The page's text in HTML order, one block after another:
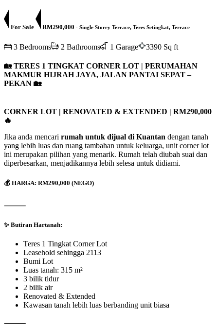
For Sale RM290,000 - Single Storey Terrace, Teres Setingkat, Terrace
3 Bedrooms 2 Bathrooms 1 Garage 3390 Sq ft
🏡TERES 1 TINGKAT CORNER LOT | PERUMAHAN
MAKMUR HIJRAH JAYA, JALAN PANTAI SEPAT –
PEKAN 🏡
CORNER LOT | RENOVATED & EXTENDED | RM290,000
🔥
Jika anda mencari rumah untuk dijual di Kuantan dengan tanah
yang lebih luas dan ruang tambahan untuk keluarga, unit corner lot
ini merupakan pilihan yang menarik. Rumah telah diubah suai dan
diperbesarkan, menjadikannya lebih selesa untuk didiami.
💰 HARGA: RM290,000 (NEGO)
⸻
✨ Butiran Hartanah:
Teres 1 Tingkat Corner Lot
Leasehold sehingga 2113
Bumi Lot
Luas tanah: 315 m²
3 bilik tidur
2 bilik air
Renovated & Extended
Kawasan tanah lebih luas berbanding unit biasa
⸻